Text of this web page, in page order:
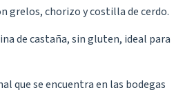
grelos, chorizo y costilla de cerdo.
de castaña, sin gluten, ideal para
que se encuentra en las bodegas